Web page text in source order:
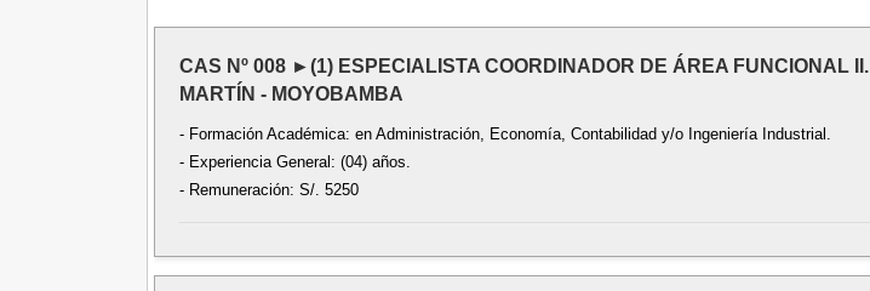
CAS Nº 008 ►(1) ESPECIALISTA COORDINADOR DE ÁREA FUNCIONAL
MARTÍN - MOYOBAMBA
- Formación Académica: en Administración, Economía, Contabilidad y/o Ingeniería Industrial.
- Experiencia General: (04) años.
- Remuneración: S/. 5250